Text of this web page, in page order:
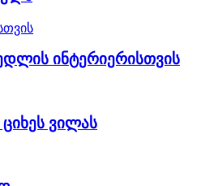
ინტერიერისთვის
ვილას